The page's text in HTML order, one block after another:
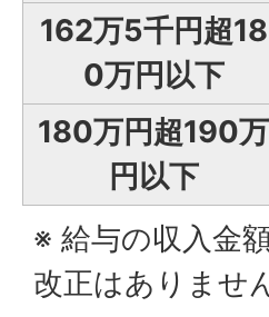
162万5千円超18
0万円以下
180万円超190万
円以下
※ 給与の収入金
改正はありませ